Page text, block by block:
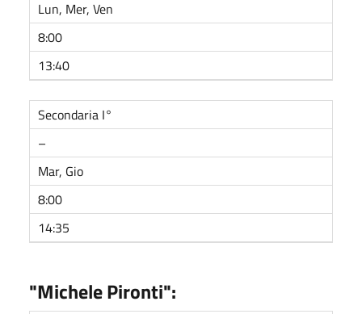
Lun, Mer, Ven
8:00
13:40
Secondaria I°
–
Mar, Gio
8:00
14:35
"Michele Pironti":